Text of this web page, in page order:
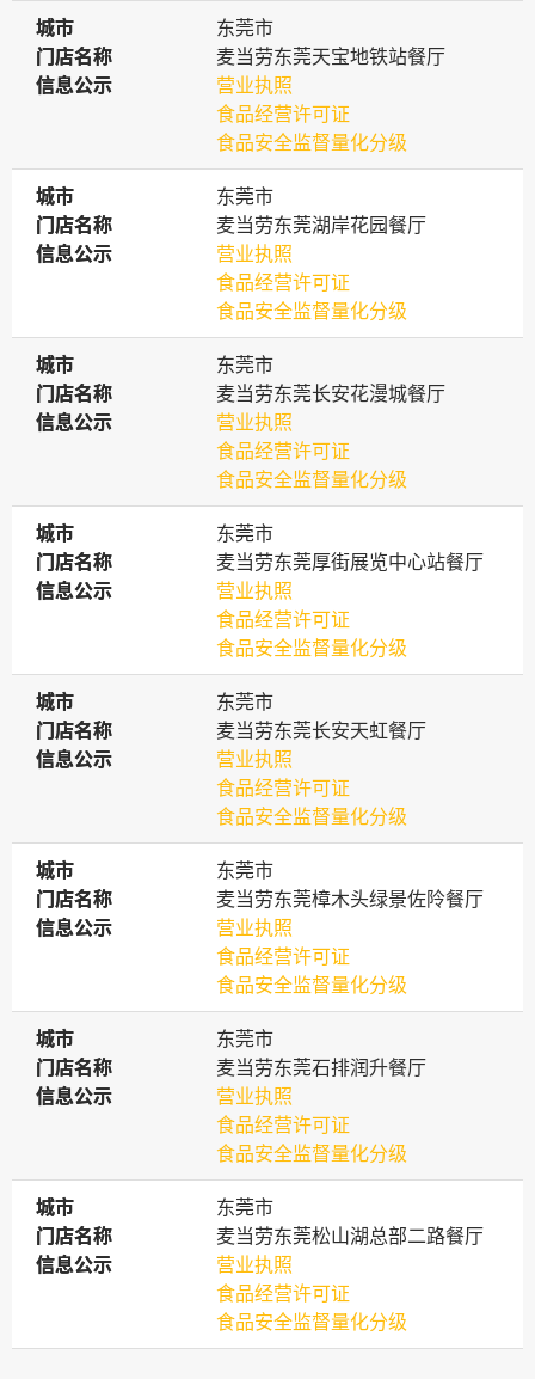
城市
城市
东莞市
门店名称
门店名称
麦当劳东莞天宝地铁站餐厅
信息公示
信息公示
营业执照
食品经营许可证
食品安全监督量化分级
城市
城市
东莞市
门店名称
门店名称
麦当劳东莞湖岸花园餐厅
信息公示
信息公示
营业执照
食品经营许可证
食品安全监督量化分级
城市
城市
东莞市
门店名称
门店名称
麦当劳东莞长安花漫城餐厅
信息公示
信息公示
营业执照
食品经营许可证
食品安全监督量化分级
城市
城市
东莞市
门店名称
门店名称
麦当劳东莞厚街展览中心站餐厅
信息公示
信息公示
营业执照
食品经营许可证
食品安全监督量化分级
城市
城市
东莞市
门店名称
门店名称
麦当劳东莞长安天虹餐厅
信息公示
信息公示
营业执照
食品经营许可证
食品安全监督量化分级
城市
城市
东莞市
门店名称
门店名称
麦当劳东莞樟木头绿景佐阾餐厅
信息公示
信息公示
营业执照
食品经营许可证
食品安全监督量化分级
城市
城市
东莞市
门店名称
门店名称
麦当劳东莞石排润升餐厅
信息公示
信息公示
营业执照
食品经营许可证
食品安全监督量化分级
城市
城市
东莞市
门店名称
门店名称
麦当劳东莞松山湖总部二路餐厅
信息公示
信息公示
营业执照
食品经营许可证
食品安全监督量化分级